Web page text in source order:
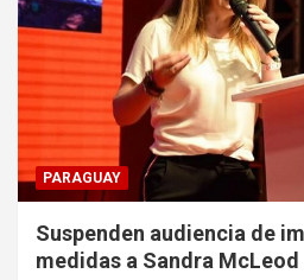
PARAGUAY
Suspenden audiencia de
medidas a Sandra McLeod